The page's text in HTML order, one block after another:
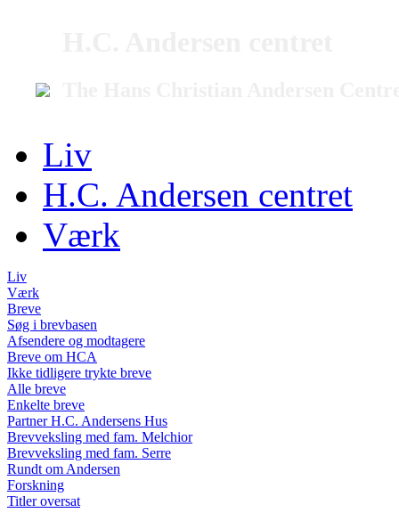
Liv
H.C. Andersen centret
Værk
Liv
Værk
Breve
Søg i brevbasen
Afsendere og modtagere
Breve om HCA
Ikke tidligere trykte breve
Alle breve
Enkelte breve
Partner H.C. Andersens Hus
Brevveksling med fam. Melchior
Brevveksling med fam. Serre
Rundt om Andersen
Forskning
Titler oversat